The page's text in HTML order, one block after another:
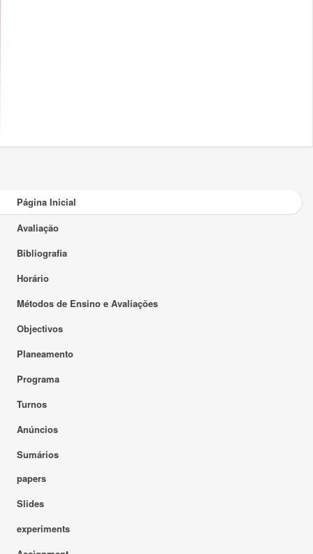
Página Inicial
Avaliação
Bibliografia
Horário
Métodos de Ensino e Avaliações
Objectivos
Planeamento
Programa
Turnos
Anúncios
Sumários
papers
Slides
experiments